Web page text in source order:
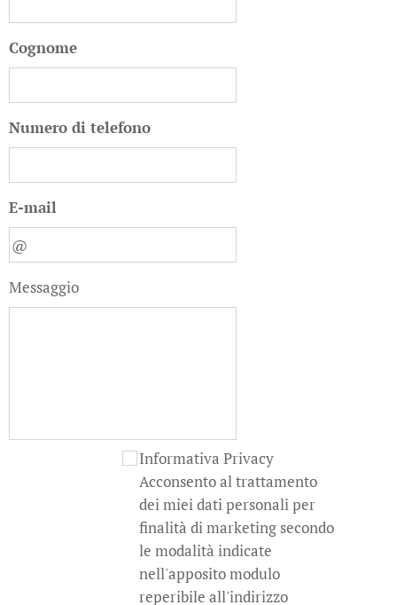
Cognome
Numero di telefono
E-mail
Messaggio
Informativa Privacy
Acconsento al trattamento
dei miei dati personali per
finalità di marketing secondo
le modalità indicate
nell'apposito modulo
reperibile all'indirizzo